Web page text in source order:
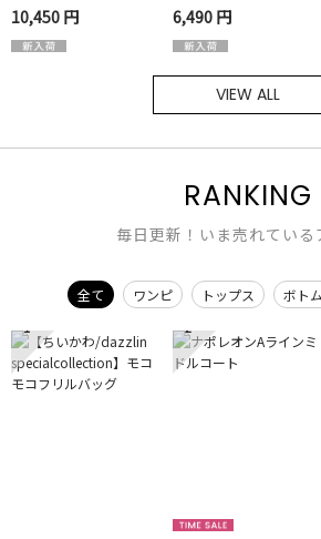
10,450 円 6,490 円
VIEW ALL
RANKING
毎日更新！いま売れている
全て ワンピ トップス ボト
1 2